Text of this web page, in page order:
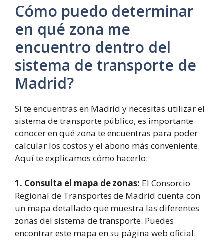
Cómo puedo determinar
en qué zona me
encuentro dentro del
sistema de transporte de
Madrid?
Si te encuentras en Madrid y necesitas utilizar el
sistema de transporte público, es importante
conocer en qué zona te encuentras para poder
calcular los costos y el abono más conveniente.
Aquí te explicamos cómo hacerlo:
1. Consulta el mapa de zonas: El Consorcio
Regional de Transportes de Madrid cuenta con
un mapa detallado que muestra las diferentes
zonas del sistema de transporte. Puedes
encontrar este mapa en su página web oficial.